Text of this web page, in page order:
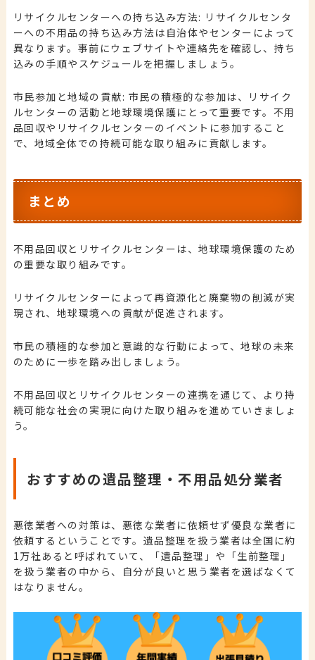
リサイクルセンターへの持ち込み方法: リサイクルセンタ
ーへの不用品の持ち込み方法は自治体やセンターによって
異なります。事前にウェブサイトや連絡先を確認し、持ち
込みの手順やスケジュールを把握しましょう。
市民参加と地域の貢献: 市民の積極的な参加は、リサイク
ルセンターの活動と地球環境保護にとって重要です。不用
品回収やリサイクルセンターのイベントに参加すること
で、地域全体での持続可能な取り組みに貢献します。
まとめ
不用品回収とリサイクルセンターは、地球環境保護のため
の重要な取り組みです。
リサイクルセンターによって再資源化と廃棄物の削減が実
現され、地球環境への貢献が促進されます。
市民の積極的な参加と意識的な行動によって、地球の未来
のために一歩を踏み出しましょう。
不用品回収とリサイクルセンターの連携を通じて、より持
続可能な社会の実現に向けた取り組みを進めていきましょ
う。
おすすめの遺品整理・不用品処分業者
悪徳業者への対策は、悪徳な業者に依頼せず優良な業者に
依頼するということ です。遺品整理を扱う業者は全国に約
1万社あると呼ばれていて、「遺品整理」や「生前整理」
を扱う業者の中から、自分が良いと思う業者を選ばなくて
はなりません。